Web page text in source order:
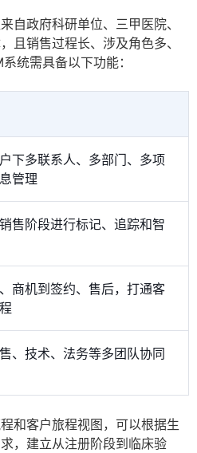
自政府科研单位、三甲医院、
且销售过程长、涉及角色多、
统需具备以下功能：
下多联系人、多部门、多项
管理
售阶段进行标记、追踪和智
商机到签约、售后，打通客
、技术、法务等多团队协同
和客户旅程视图，可以根据生
，建立从注册阶段到临床验